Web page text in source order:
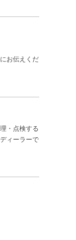
お伝えくだ
・点検する
ィーラーで